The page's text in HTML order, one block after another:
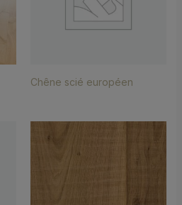
Chêne scié européen